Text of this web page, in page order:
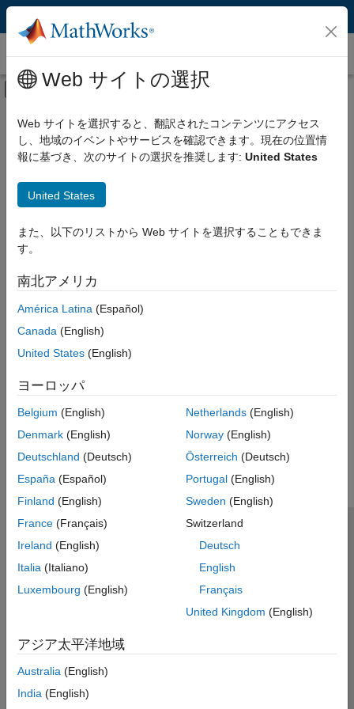
コンテンツへスキップ
検索
オフキャンバス ナビゲーション メ
リソース
Web サイトの選択
Web サイトを選択すると、翻訳されたコンテンツにアクセス
し、地域のイベントやサービスを確認できます。現在の位置情
報に基づき、次のサイトの選択を推奨します: United States
United States
また、以下のリストから Web サイトを選択することもできま
す。
南北アメリカ
América Latina (Español)
Canada (English)
United States (English)
ヨーロッパ
Belgium (English)
Denmark (English)
Deutschland (Deutsch)
España (Español)
Finland (English)
France (Français)
Ireland (English)
Italia (Italiano)
Luxembourg (English)
Netherlands(English)
Norway(English)
Österreich (Deutsch)
Portugal(English)
Sweden (English)
Switzerland
Deutsch
English
Français
United Kingdom (English)
アジア太平洋地域
Australia (English)
India (English)
Accelerating the pace of engineering and science
製品を見る
使い方を学ぶ
サポートを受ける